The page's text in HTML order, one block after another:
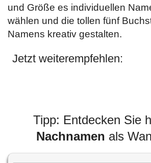
und Größe es individuellen
wählen und die tollen fünf
Namens kreativ gestalten.
Jetzt weiterempfehlen:
Tipp: Entdecken Sie
Nachnamen als